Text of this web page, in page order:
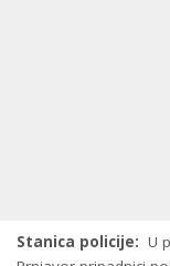
Stanica policije: U